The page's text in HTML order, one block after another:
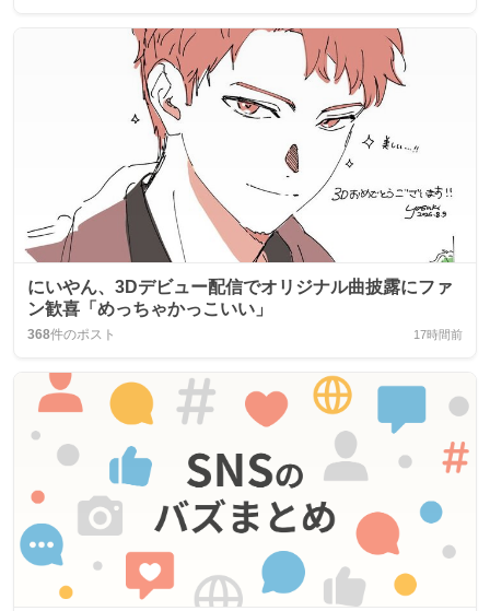
にいやん、3Dデビュー配信でオリジナル曲披露にファ
ン歓喜「めっちゃかっこいい」
368件のポスト 17時間前